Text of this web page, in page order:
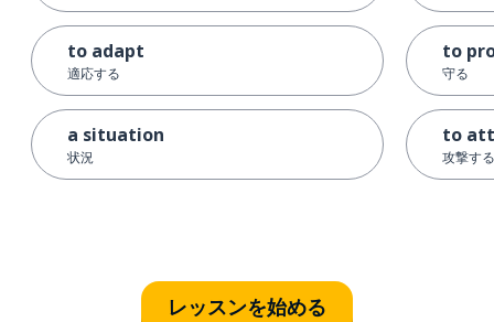
to adapt
適応する
a situation
状況
to
守る
to
攻撃する
レッスンを始める